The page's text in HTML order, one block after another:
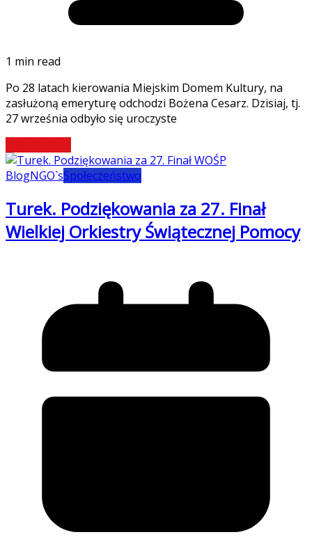
1 min read
Po 28 latach kierowania Miejskim Domem Kultury, na
zasłużoną emeryturę odchodzi Bożena Cesarz. Dzisiaj, tj.
27 września odbyło się uroczyste
BlogNGO`sSpołeczeństwo
Turek. Podziękowania za 27. Finał
Wielkiej Orkiestry Świątecznej Pomocy